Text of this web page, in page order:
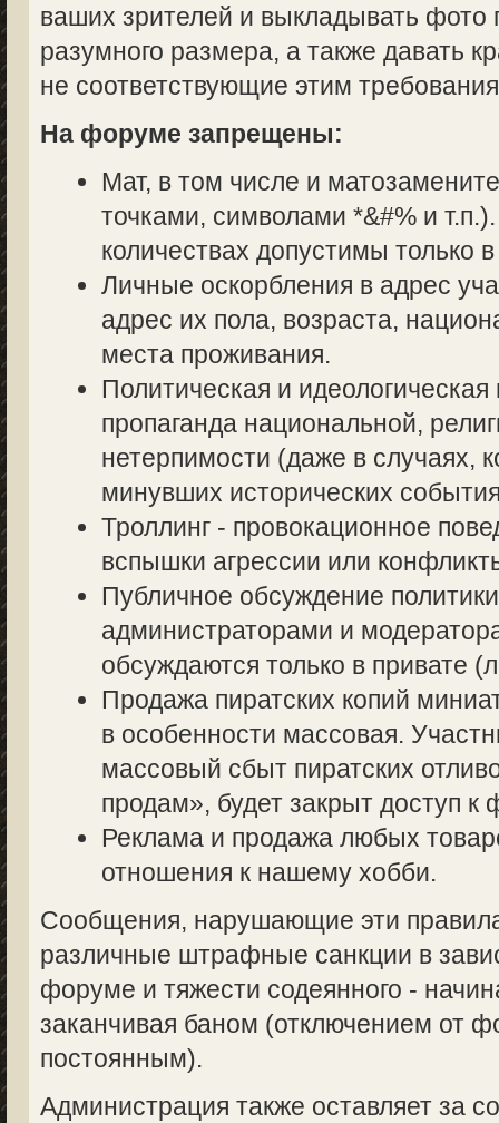
ваших зрителей и выкладывать фото
разумного размера, а также давать
не соответствующие этим
На форуме запрещены:
Мат, в том числе и
точками, символами *&#% и
количествах допустимы только
Личные оскорбления в адрес
адрес их пола, возраста,
места проживания.
Политическая и
пропаганда национальной,
нетерпимости (даже в случаях,
минувших исторических
Троллинг - провокационное
вспышки агрессии или
Публичное обсуждение
администраторами и
обсуждаются только в привате
Продажа пиратских копий
в особенности массовая.
массовый сбыт пиратских
продам», будет закрыт доступ к
Реклама и продажа любых
отношения к нашему хобби.
Сообщения, нарушающие эти
различные штрафные санкции в
форуме и тяжести содеянного -
заканчивая баном (отключением от
постоянным).
Администрация также оставляет за